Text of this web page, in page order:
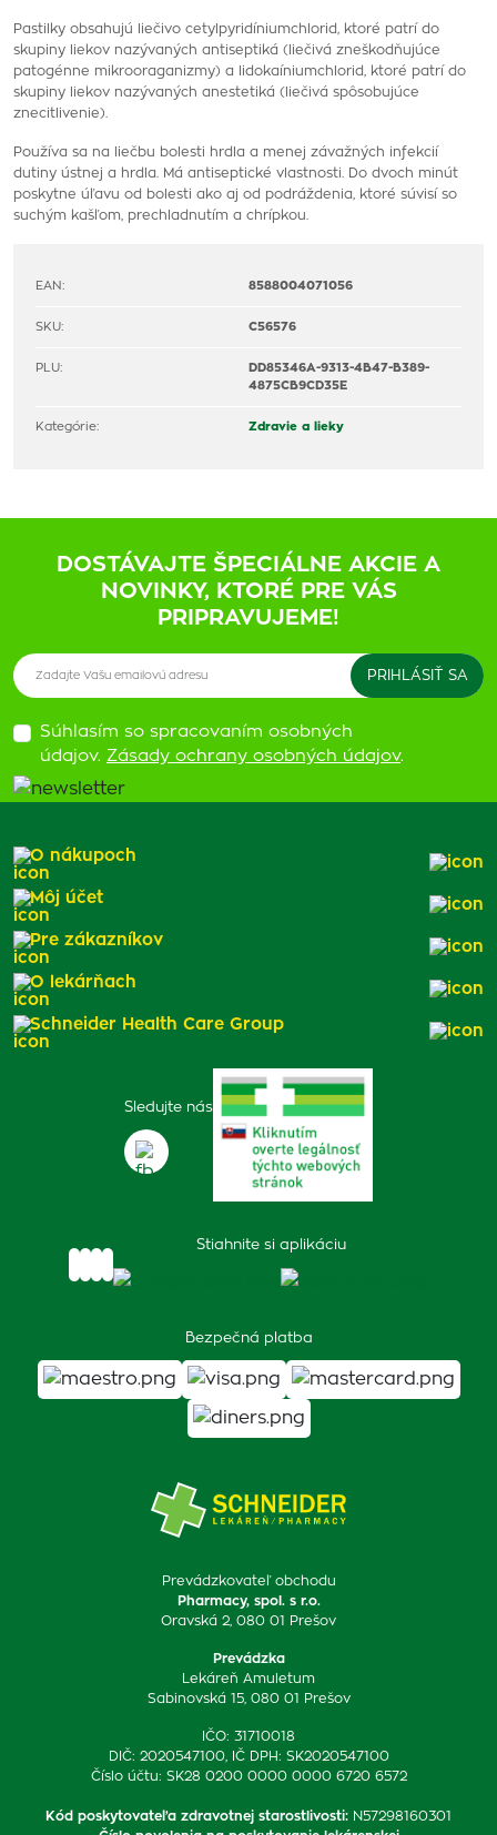
Pastilky obsahujú liečivo cetylpyridíniumchlorid, ktoré patrí do
skupiny liekov nazývaných antiseptiká (liečivá zneškodňujúce
patogénne mikrooraganizmy) a lidokaíniumchlorid, ktoré patrí do
skupiny liekov nazývaných anestetiká (liečivá spôsobujúce
znecitlivenie).
Používa sa na liečbu bolesti hrdla a menej závažných infekcií
dutiny ústnej a hrdla. Má antiseptické vlastnosti. Do dvoch minút
poskytne úľavu od bolesti ako aj od podráždenia, ktoré súvisí so
suchým kašľom, prechladnutím a chrípkou.
EAN: 8588004071056
SKU: C56576
PLU:
DD85346A-9313-4B47-B389-
4875CB9CD35E
Kategórie: Zdravie a lieky
DOSTÁVAJTE ŠPECIÁLNE AKCIE A
NOVINKY, KTORÉ PRE VÁS
PRIPRAVUJEME!
Súhlasím so spracovaním osobných
údajov. Zásady ochrany osobných údajov.
Prevádzkovateľ obchodu
Pharmacy, spol. s r.o.
Oravská 2, 080 01 Prešov
Prevádzka
Lekáreň Amuletum
Sabinovská 15, 080 01 Prešov
IČO: 31710018
DIČ: 2020547100, IČ DPH: SK2020547100
Číslo účtu: SK28 0200 0000 0000 6720 6572
Kód poskytovateľa zdravotnej starostlivosti: N57298160301
Sledujte nás
Stiahnite si aplikáciu
Bezpečná platba
O nákupoch
Môj účet
Pre zákazníkov
O lekárňach
Schneider Health Care Group